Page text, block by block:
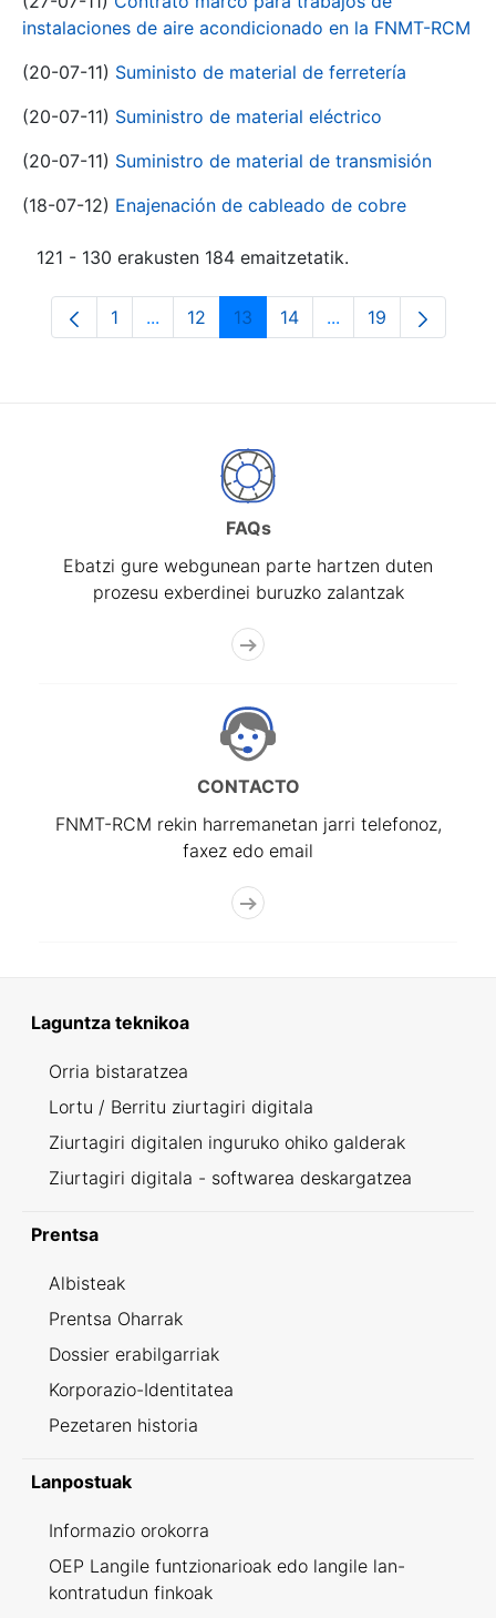
instalaciones de aire acondicionado en la FNMT-RCM
(20-07-11) Suministo de material de ferretería
(20-07-11) Suministro de material eléctrico
(20-07-11) Suministro de material de transmisión
(18-07-12) Enajenación de cableado de cobre
121 - 130 erakusten 184 emaitzetatik.
Orrialdea
1 ...Intermediate Pages Use TAB to navigate.
Orrialdea
12 Orrialdea
13 Orrialdea
14 ...Intermediate
Orrialdea
19
FAQs
Ebatzi gure webgunean parte hartzen duten
prozesu exberdinei buruzko zalantzak
CONTACTO
FNMT-RCM rekin harremanetan jarri telefonoz,
faxez edo email
Laguntza teknikoa
Orria bistaratzea
Lortu / Berritu ziurtagiri digitala
Ziurtagiri digitalen inguruko ohiko galderak
Ziurtagiri digitala - softwarea deskargatzea
Prentsa
Albisteak
Prentsa Oharrak
Dossier erabilgarriak
Korporazio-Identitatea
Pezetaren historia
Lanpostuak
Informazio orokorra
OEP Langile funtzionarioak edo langile lan-
kontratudun finkoak